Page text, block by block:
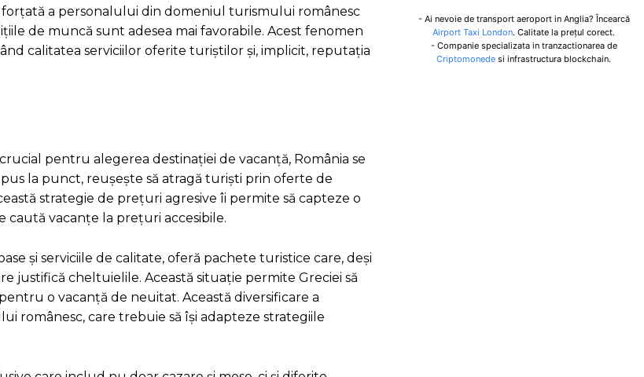
a personalului din domeniul turismului românesc
de muncă sunt adesea mai favorabile. Acest fenomen
calitatea serviciilor oferite turiștilor și, implicit, reputația
pentru alegerea destinației de vacanță, România se
la punct, reușește să atragă turiști prin oferte de
strategie de prețuri agresive îi permite să capteze o
caută vacanțe la prețuri accesibile.
și serviciile de calitate, oferă pachete turistice care, deși
justifică cheltuielile. Această situație permite Greciei să
o vacanță de neuitat. Această diversificare a
românesc, care trebuie să își adapteze strategiile
- Ai nevoie de transport aeroport in Anglia? Încearcă
Airport Taxi London. Calitate la prețul corect.
- Companie specializata in tranzactionarea de
Criptomonede si infrastructura blockchain.